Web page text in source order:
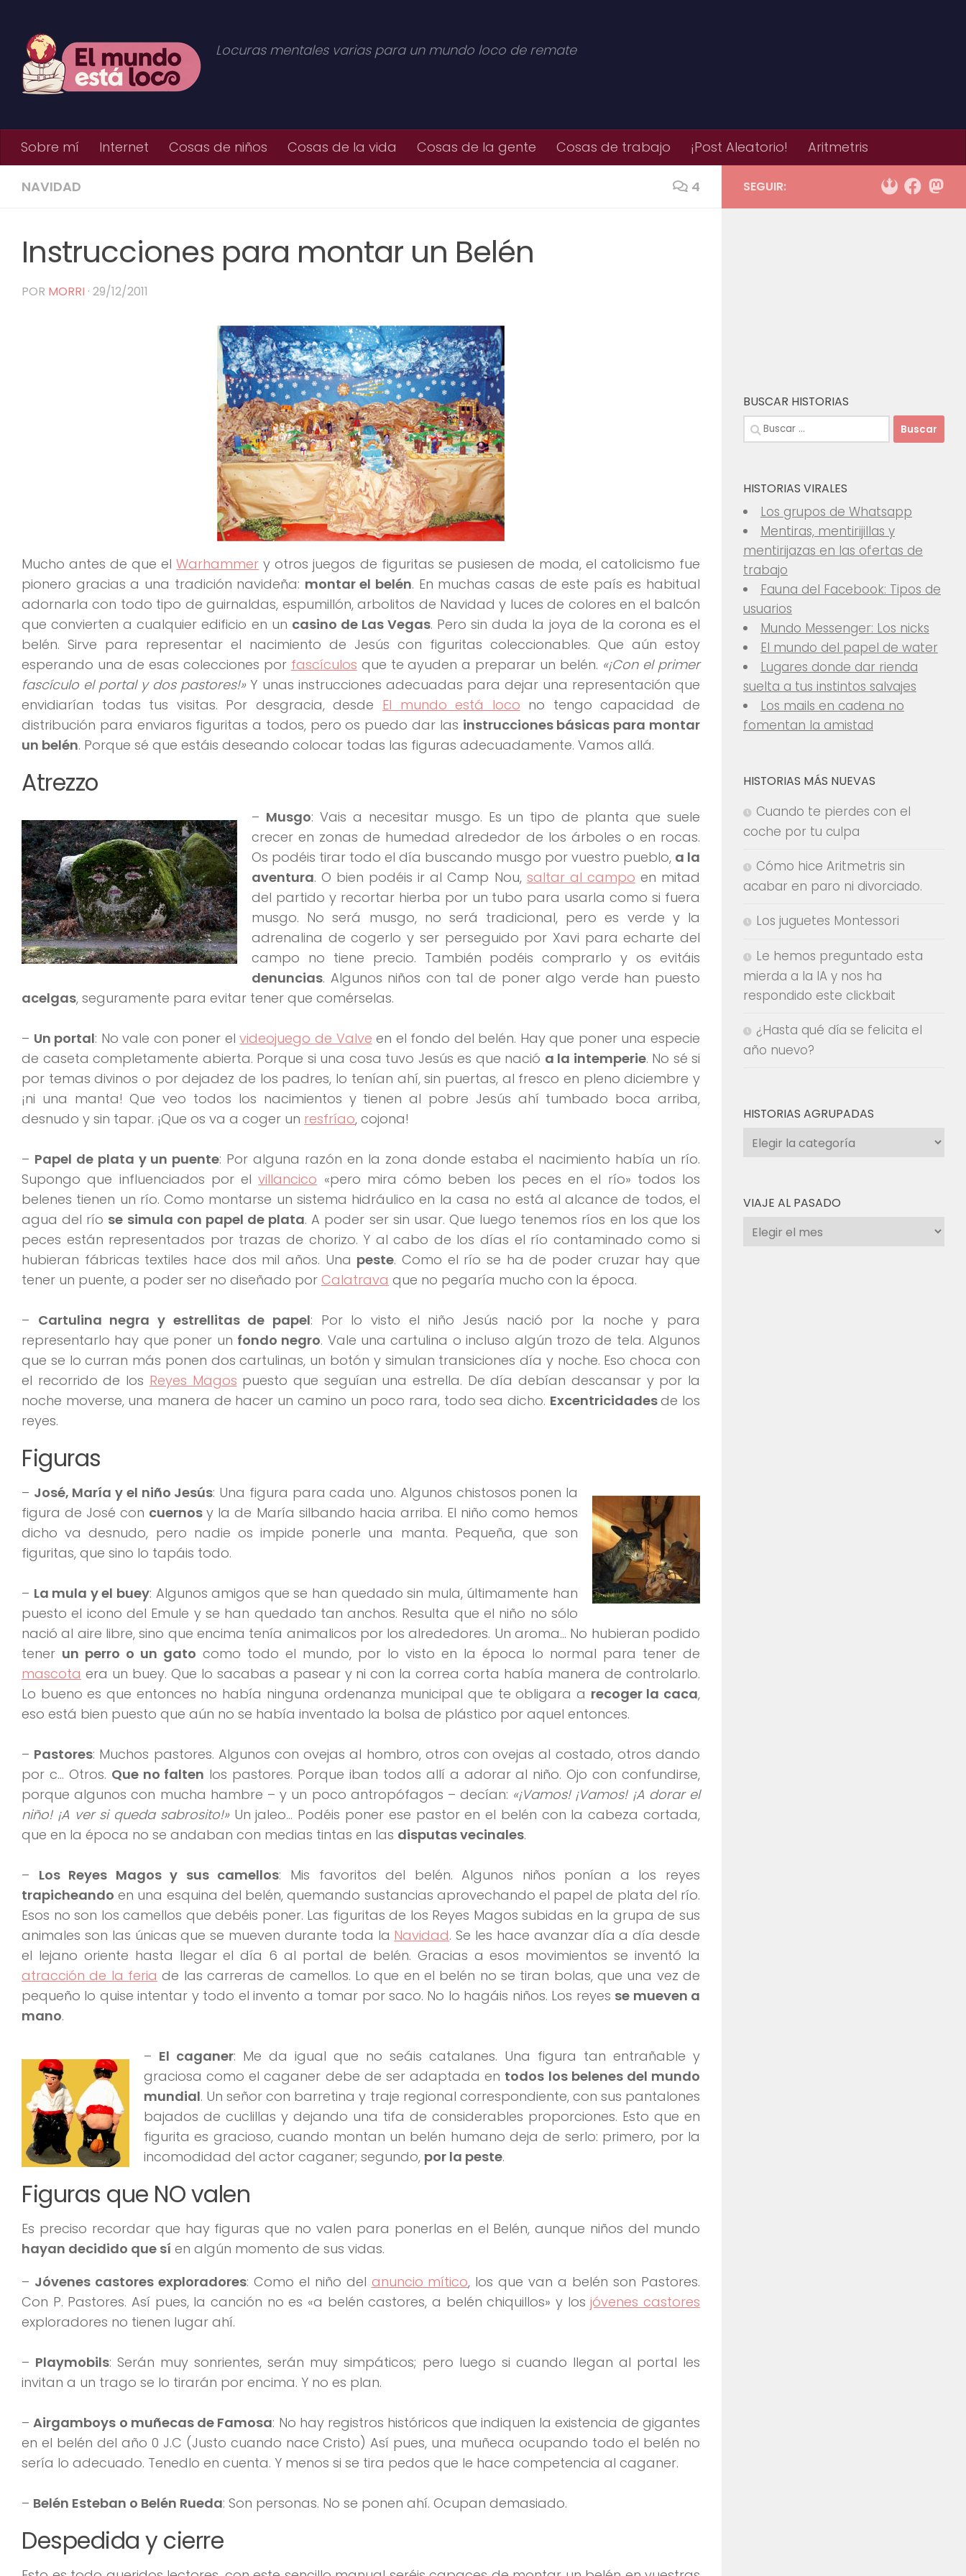
Locuras mentales varias para un mundo loco de remate
Sobre mí Internet Cosas de niños Cosas de la vida Cosas de la gente Cosas de trabajo ¡Post Aleatorio! Aritmetris
NAVIDAD 4
Instrucciones para montar un Belén
POR MORRI · 29/12/2011
Mucho antes de que elWarhammer y otros juegos de figuritas se pusiesen de moda, el catolicismo fue
pionero gracias a una tradición navideña: montar el belén. En muchas casas de este país es habitual
adornarla con todo tipo de guirnaldas, espumillón, arbolitos de Navidad y luces de colores en el balcón
que convierten a cualquier edificio en un casino de Las Vegas. Pero sin duda la joya de la corona es el
belén. Sirve para representar el nacimiento de Jesús con figuritas coleccionables. Que aún estoy
esperando una de esas colecciones por fascículos que te ayuden a preparar un belén. «¡Con el primer
fascículo el portal y dos pastores!»Y unas instrucciones adecuadas para dejar una representación que
envidiarían todas tus visitas. Por desgracia, desde El mundo está loco no tengo capacidad de
distribución para enviaros figuritas a todos, pero os puedo dar las instrucciones básicas para montar
un belén. Porque sé que estáis deseando colocar todas las figuras adecuadamente. Vamos allá.
Atrezzo
– Musgo: Vais a necesitar musgo. Es un tipo de planta que suele
crecer en zonas de humedad alrededor de los árboles o en rocas.
Os podéis tirar todo el día buscando musgo por vuestro pueblo, a la
aventura. O bien podéis ir al Camp Nou, saltar al campo en mitad
del partido y recortar hierba por un tubo para usarla como si fuera
musgo. No será musgo, no será tradicional, pero es verde y la
adrenalina de cogerlo y ser perseguido por Xavi para echarte del
campo no tiene precio. También podéis comprarlo y os evitáis
denuncias. Algunos niños con tal de poner algo verde han puesto
acelgas, seguramente para evitar tener que comérselas.
– Un portal: No vale con poner elvideojuego de Valve en el fondo del belén. Hay que poner una especie
de caseta completamente abierta. Porque si una cosa tuvo Jesús es que nació a la intemperie. No sé si
por temas divinos o por dejadez de los padres, lo tenían ahí, sin puertas, al fresco en pleno diciembre y
¡ni una manta! Que veo todos los nacimientos y tienen al pobre Jesús ahí tumbado boca arriba,
desnudo y sin tapar. ¡Que os va a coger un resfríao, cojona!
– Papel de plata y un puente: Por alguna razón en la zona donde estaba el nacimiento había un río.
Supongo que influenciados por elvillancico «pero mira cómo beben los peces en el río» todos los
belenes tienen un río. Como montarse un sistema hidráulico en la casa no está al alcance de todos, el
agua del río se simula con papel de plata. A poder ser sin usar. Que luego tenemos ríos en los que los
peces están representados por trazas de chorizo. Y al cabo de los días el río contaminado como si
hubieran fábricas textiles hace dos mil años. Una peste. Como el río se ha de poder cruzar hay que
tener un puente, a poder ser no diseñado por Calatrava que no pegaría mucho con la época.
– Cartulina negra y estrellitas de papel: Por lo visto el niño Jesús nació por la noche y para
representarlo hay que poner un fondo negro. Vale una cartulina o incluso algún trozo de tela. Algunos
que se lo curran más ponen dos cartulinas, un botón y simulan transiciones día y noche. Eso choca con
el recorrido de los Reyes Magos puesto que seguían una estrella. De día debían descansar y por la
noche moverse, una manera de hacer un camino un poco rara, todo sea dicho. Excentricidadesde los
reyes.
Figuras
– José, María y el niño Jesús: Una figura para cada uno. Algunos chistosos ponen la
figura de José con cuernosy la de María silbando hacia arriba. El niño como hemos
dicho va desnudo, pero nadie os impide ponerle una manta. Pequeña, que son
figuritas, que sino lo tapáis todo.
– La mula y el buey: Algunos amigos que se han quedado sin mula, últimamente han
puesto el icono del Emule y se han quedado tan anchos. Resulta que el niño no sólo
nació al aire libre, sino que encima tenía animalicos por los alrededores. Un aroma… No hubieran podido
tener un perro o un gato como todo el mundo, por lo visto en la época lo normal para tener de
mascota era un buey. Que lo sacabas a pasear y ni con la correa corta había manera de controlarlo.
Lo bueno es que entonces no había ninguna ordenanza municipal que te obligara a recoger la caca,
eso está bien puesto que aún no se había inventado la bolsa de plástico por aquel entonces.
– Pastores: Muchos pastores. Algunos con ovejas al hombro, otros con ovejas al costado, otros dando
por c… Otros. Que no falten los pastores. Porque iban todos allí a adorar al niño. Ojo con confundirse,
porque algunos con mucha hambre – y un poco antropófagos – decían: «¡Vamos! ¡Vamos! ¡A dorar el
niño! ¡A ver si queda sabrosito!»Un jaleo… Podéis poner ese pastor en el belén con la cabeza cortada,
que en la época no se andaban con medias tintas en las disputas vecinales.
– Los Reyes Magos y sus camellos: Mis favoritos del belén. Algunos niños ponían a los reyes
trapicheando en una esquina del belén, quemando sustancias aprovechando el papel de plata del río.
Esos no son los camellos que debéis poner. Las figuritas de los Reyes Magos subidas en la grupa de sus
animales son las únicas que se mueven durante toda la Navidad. Se les hace avanzar día a día desde
el lejano oriente hasta llegar el día 6 al portal de belén. Gracias a esos movimientos se inventó la
atracción de la feria de las carreras de camellos. Lo que en el belén no se tiran bolas, que una vez de
pequeño lo quise intentar y todo el invento a tomar por saco. No lo hagáis niños. Los reyes se mueven a
mano.
– El caganer: Me da igual que no seáis catalanes. Una figura tan entrañable y
graciosa como el caganer debe de ser adaptada en todos los belenes del mundo
mundial. Un señor con barretina y traje regional correspondiente, con sus pantalones
bajados de cuclillas y dejando una tifa de considerables proporciones. Esto que en
figurita es gracioso, cuando montan un belén humano deja de serlo: primero, por la
incomodidad del actor caganer; segundo, por la peste.
Figuras que NO valen
Es preciso recordar que hay figuras que no valen para ponerlas en el Belén, aunque niños del mundo
hayan decidido que sí en algún momento de sus vidas.
– Jóvenes castores exploradores: Como el niño del anuncio mítico, los que van a belén son Pastores.
Con P. Pastores. Así pues, la canción no es «a belén castores, a belén chiquillos» y losjóvenes castores
exploradores no tienen lugar ahí.
– Playmobils: Serán muy sonrientes, serán muy simpáticos; pero luego si cuando llegan al portal les
invitan a un trago se lo tirarán por encima. Y no es plan.
–Airgamboys o muñecas de Famosa: No hay registros históricos que indiquen la existencia de gigantes
en el belén del año 0 J.C (Justo cuando nace Cristo) Así pues, una muñeca ocupando todo el belén no
sería lo adecuado. Tenedlo en cuenta. Y menos si se tira pedos que le hace competencia al caganer.
– Belén Esteban o Belén Rueda: Son personas. No se ponen ahí. Ocupan demasiado.
Despedida y cierre
SEGUIR:
BUSCAR HISTORIAS
Buscar:
HISTORIAS VIRALES
Los grupos de Whatsapp
Mentiras, mentirijillas y
mentirijazas en las ofertas de
trabajo
Fauna del Facebook: Tipos de
usuarios
Mundo Messenger: Los nicks
El mundo del papel de water
Lugares donde dar rienda
suelta a tus instintos salvajes
Los mails en cadena no
fomentan la amistad
HISTORIAS MÁS NUEVAS
Cuando te pierdes con el
coche por tu culpa
Cómo hice Aritmetris sin
acabar en paro ni divorciado.
Los juguetes Montessori
Le hemos preguntado esta
mierda a la IA y nos ha
respondido este clickbait
¿Hasta qué día se felicita el
año nuevo?
HISTORIAS AGRUPADAS
Historias
agrupadas
VIAJE AL PASADO
Viaje